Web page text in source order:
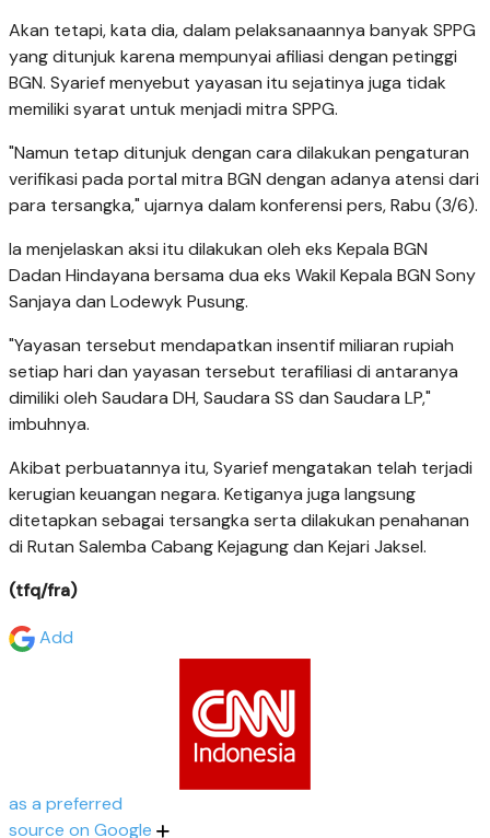
Akan tetapi, kata dia, dalam pelaksanaannya banyak SPPG
yang ditunjuk karena mempunyai afiliasi dengan petinggi
BGN. Syarief menyebut yayasan itu sejatinya juga tidak
memiliki syarat untuk menjadi mitra SPPG.
"Namun tetap ditunjuk dengan cara dilakukan pengaturan
verifikasi pada portal mitra BGN dengan adanya atensi dari
para tersangka," ujarnya dalam konferensi pers, Rabu (3/6).
Ia menjelaskan aksi itu dilakukan oleh eks Kepala BGN
Dadan Hindayana bersama dua eks Wakil Kepala BGN Sony
Sanjaya dan Lodewyk Pusung.
"Yayasan tersebut mendapatkan insentif miliaran rupiah
setiap hari dan yayasan tersebut terafiliasi di antaranya
dimiliki oleh Saudara DH, Saudara SS dan Saudara LP,"
imbuhnya.
Akibat perbuatannya itu, Syarief mengatakan telah terjadi
kerugian keuangan negara. Ketiganya juga langsung
ditetapkan sebagai tersangka serta dilakukan penahanan
di Rutan Salemba Cabang Kejagung dan Kejari Jaksel.
(tfq/fra)
Add
as a preferred
source on Google